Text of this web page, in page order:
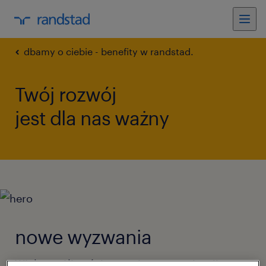
dbamy o ciebie - benefity w randstad.
Twój rozwój
jest dla nas ważny
nowe wyzwania